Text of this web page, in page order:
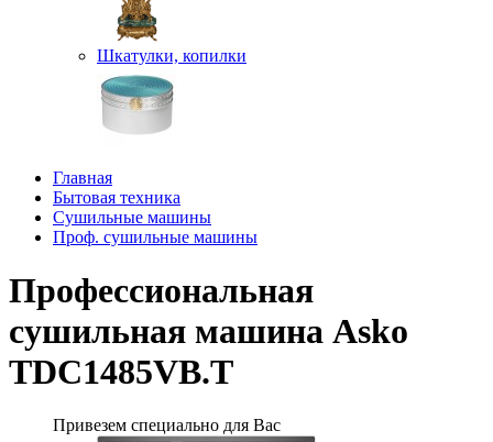
Шкатулки, копилки
Главная
Бытовая техника
Сушильные машины
Проф. сушильные машины
Профессиональная
сушильная машина Asko
TDC1485VB.T
Привезем специально для Вас